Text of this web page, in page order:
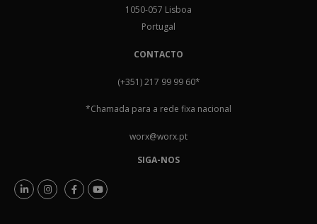
1050-057 Lisboa
Portugal
CONTACTO
(+351) 217 99 99 60*
*Chamada para a rede fixa nacional
worx@worx.pt
SIGA-NOS